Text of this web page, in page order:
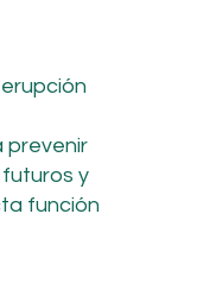
prevenir
y
función